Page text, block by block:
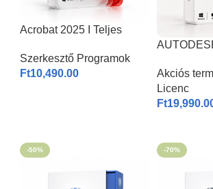
Acrobat 2025 I Teljes
Szerkesztő Programok
Ft10,490.00
1-3 éves
Akciós
Licenc
Ft
-50% -70%